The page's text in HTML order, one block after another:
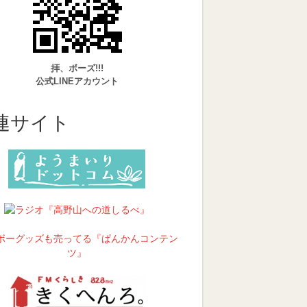
拝、ボーズ!!!
公式LINEアカウント
サイト